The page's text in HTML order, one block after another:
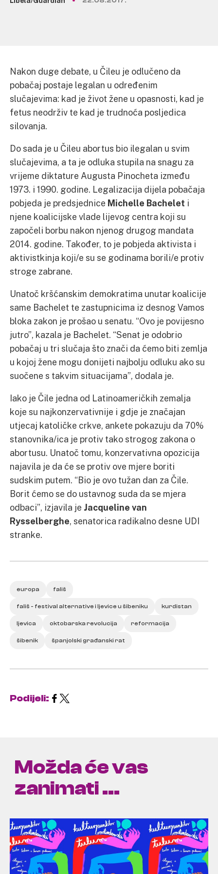
Nakon duge debate, u Čileu je odlučeno da
pobačaj postaje legalan u određenim
slučajevima: kad je život žene u opasnosti, kad je
fetus neodrživ te kad je trudnoća posljedica
silovanja.
Do sada je u Čileu abortus bio ilegalan u svim
slučajevima, a ta je odluka stupila na snagu za
vrijeme diktature Augusta Pinocheta između
1973. i 1990. godine. Legalizacija dijela pobačaja
pobjeda je predsjednice Michelle Bachelet i
njene koalicijske vlade lijevog centra koji su
započeli borbu nakon njenog drugog mandata
2014. godine. Također, to je pobjeda aktivista i
aktivistkinja koji/e su se godinama borili/e protiv
stroge zabrane.
Unatoč kršćanskim demokratima unutar koalicije
same Bachelet te zastupnicima iz desnog Vamos
bloka zakon je prošao u senatu. “Ovo je povijesno
jutro”, kazala je Bachelet. “Senat je odobrio
pobačaj u tri slučaja što znači da ćemo biti zemlja
u kojoj žene mogu donijeti najbolju odluku ako su
suočene s takvim situacijama”, dodala je.
Iako je Čile jedna od Latinoameričkih zemalja
koje su najkonzervativnije i gdje je značajan
utjecaj katoličke crkve, ankete pokazuju da 70%
stanovnika/ica je protiv tako strogog zakona o
abortusu. Unatoč tomu, konzervativna opozicija
najavila je da će se protiv ove mjere boriti
sudskim putem. “Bio je ovo tužan dan za Čile.
Borit ćemo se do ustavnog suda da se mjera
odbaci”, izjavila je Jacqueline van
Rysselberghe, senatorica radikalno desne UDI
stranke.
europa fališ
fališ - festival alternative i ljevice u šibeniku kurdistan
ljevica oktobarska revolucija reformacija
šibenik španjolski građanski rat
Podijeli:
Možda će vas
zanimati ...